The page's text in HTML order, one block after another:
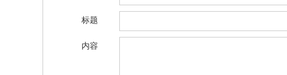
标题
内容